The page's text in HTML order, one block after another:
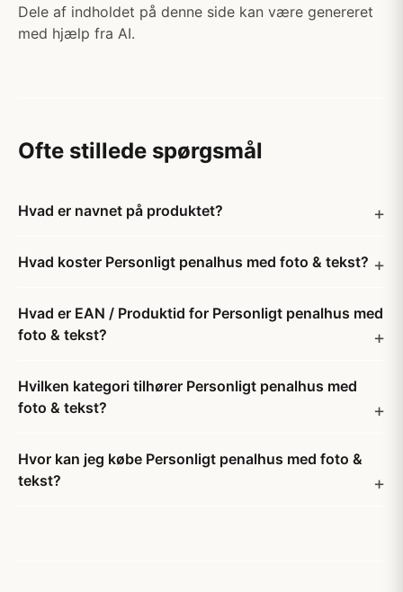
Dele af indholdet på denne side kan være genereret
med hjælp fra AI.
Ofte stillede spørgsmål
Hvad er navnet på produktet?
Hvad koster Personligt penalhus med foto & tekst?
Hvad er EAN / Produktid for Personligt penalhus med
foto & tekst?
Hvilken kategori tilhører Personligt penalhus med
foto & tekst?
Hvor kan jeg købe Personligt penalhus med foto &
tekst?